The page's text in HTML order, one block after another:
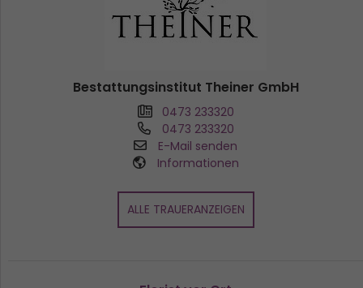
Bestattungsinstitut Theiner GmbH
0473 233320
0473 233320
E-Mail senden
Informationen
ALLE TRAUERANZEIGEN